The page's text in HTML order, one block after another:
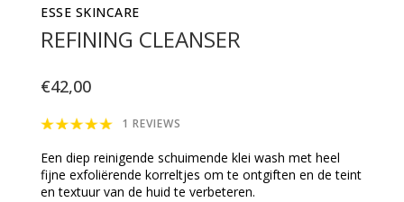
ESSE SKINCARE
REFINING CLEANSER
€42,00
1 REVIEWS
Een diep reinigende schuimende klei wash met heel
fijne exfoliërende korreltjes om te ontgiften en de teint
en textuur van de huid te verbeteren.